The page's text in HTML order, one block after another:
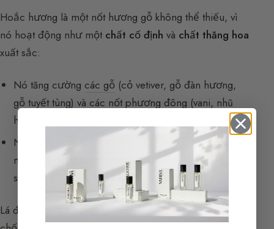
Hoắc hương là một nốt hương gỗ không thể thiếu, vì
nó hoạt động như một chất cố định và chất thăng hoa
xuất sắc:
Nó tăng cường các gỗ (cỏ vetiver, gỗ đàn hương,
gỗ tuyết tùng) và các nốt phương đông (vani, nhũ
hương).
Nó quan trọng cho nền của các hợp hương chypré,
nơi nó thường được sử dụng để thay thế hoặc bổ
sung cho rêu sồi (bị hạn chế bởi IFRA).
Lá được xử lý bằngchưng cất hơi nước. Phân tử chủ